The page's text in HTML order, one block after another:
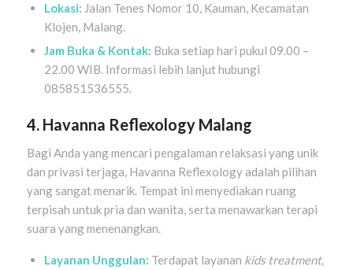
Lokasi: Jalan Tenes Nomor 10, Kauman, Kecamatan
Klojen, Malang.
Jam Buka & Kontak: Buka setiap hari pukul 09.00 –
22.00 WIB. Informasi lebih lanjut hubungi
085851536555.
4. Havanna Reflexology Malang
Bagi Anda yang mencari pengalaman relaksasi yang unik
dan privasi terjaga, Havanna Reflexology adalah pilihan
yang sangat menarik. Tempat ini menyediakan ruang
terpisah untuk pria dan wanita, serta menawarkan terapi
suara yang menenangkan.
Layanan Unggulan: Terdapat layanan kids treatment,